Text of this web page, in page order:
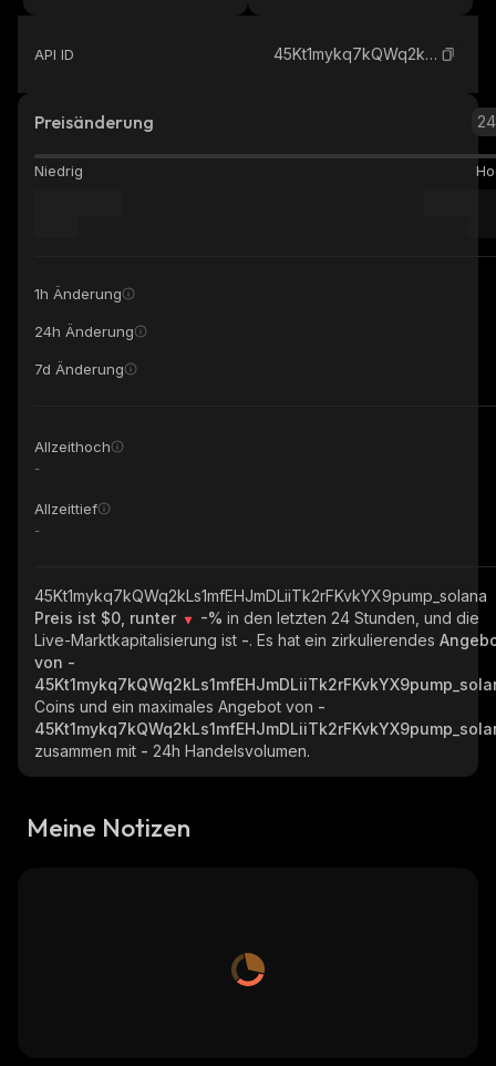
API ID 45Kt1mykq7kQWq2kLs1mfEHJmDLiiTk2rFKvkYX9pump_solana
Preisänderung
Niedrig
1h Änderung
24h Änderung
7d Änderung
Allzeithoch
-
Allzeittief
-
45Kt1mykq7kQWq2kLs1mfEHJmDLiiTk2rFKvkYX9pump_solana
Preis ist $0, runter
-% in den letzten 24 Stunden, und die
Live-Marktkapitalisierung ist -. Es hat ein zirkulierendes
von -
Coins und ein maximales Angebot von -
zusammen mit - 24h Handelsvolumen.
Meine Notizen